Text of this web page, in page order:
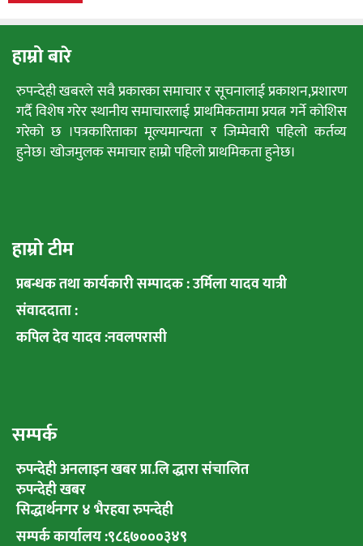
हाम्रो बारे
रुपन्देही खबरले सवै प्रकारका समाचार र सूचनालाई प्रकाशन,प्रशारण
गर्दै विशेष गरेर स्थानीय समाचारलाई प्राथमिकतामा प्रयत्न गर्ने कोशिस
गरेको छ ।पत्रकारिताका मूल्यमान्यता र जिम्मेवारी पहिलो कर्तव्य
हुनेछ। खोजमुलक समाचार हाम्रो पहिलो प्राथमिकता हुनेछ।
हाम्रो टीम
प्रबन्धक तथा कार्यकारी सम्पादक : उर्मिला यादव यात्री
संवाददाता :
कपिल देव यादव :नवलपरासी
सम्पर्क
रुपन्देही अनलाइन खबर प्रा.लि द्धारा संचालित
रुपन्देही खबर
सिद्धार्थनगर ४ भैरहवा रुपन्देही
सम्पर्क कार्यालय :९८६७०००३४९